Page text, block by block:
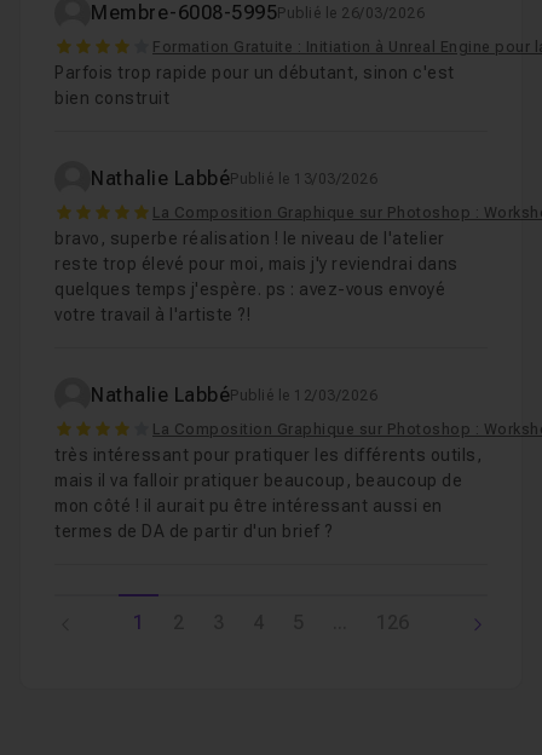
Membre-6008-5995Publié le 26/03/2026
4 Formation Gratuite : Initiation à Unreal Engine pour
Parfois trop rapide pour un débutant, sinon c'est
bien construit
Nathalie LabbéPublié le 13/03/2026
5 La Composition Graphique sur Photoshop :
bravo, superbe réalisation ! le niveau de l'atelier
reste trop élevé pour moi, mais j'y reviendrai dans
quelques temps j'espère. ps : avez-vous envoyé
votre travail à l'artiste ?!
Nathalie LabbéPublié le 12/03/2026
4 La Composition Graphique sur Photoshop :
très intéressant pour pratiquer les différents outils,
mais il va falloir pratiquer beaucoup, beaucoup de
mon côté ! il aurait pu être intéressant aussi en
termes de DA de partir d'un brief ?
1